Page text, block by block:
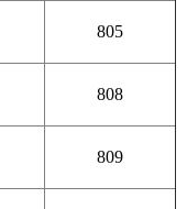
805
808
809